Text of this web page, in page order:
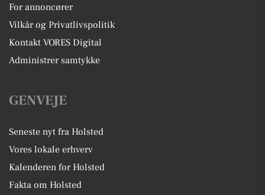
For annoncører
Vilkår og Privatlivspolitik
Kontakt VORES Digital
Administrer samtykke
GENVEJE
Seneste nyt fra Holsted
Vores lokale erhverv
Kalenderen for Holsted
Fakta om Holsted